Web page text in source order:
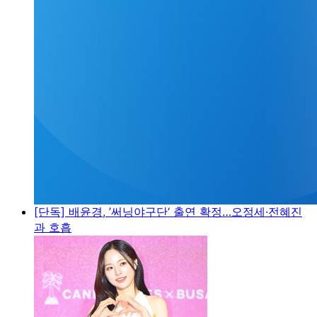
[단독] 배윤경, ’써닝야구단‘ 출연 확정…오정세·전혜진
과 호흡